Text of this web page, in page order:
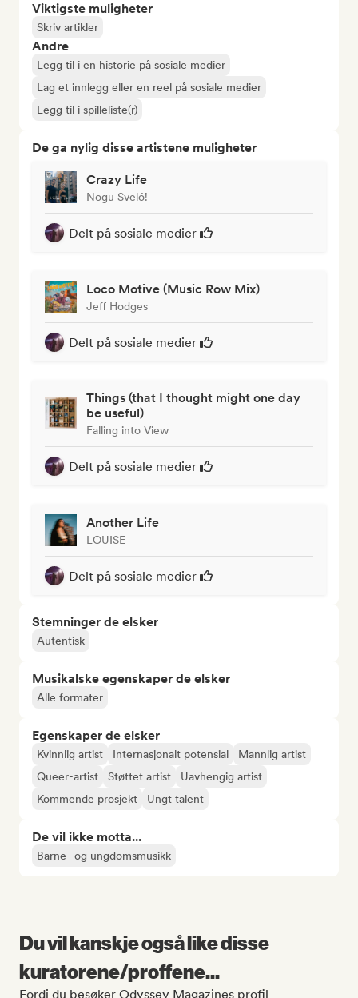
Viktigste muligheter
Skriv artikler
Andre
Legg til i en historie på sosiale medier
Lag et innlegg eller en reel på sosiale medier
Legg til i spilleliste(r)
De ga nylig disse artistene muligheter
Crazy Life
Nogu Sveló!
Delt på sosiale medier
Loco Motive (Music Row Mix)
Jeff Hodges
Delt på sosiale medier
Things (that I thought might one day
be useful)
Falling into View
Delt på sosiale medier
Another Life
LOUISE
Delt på sosiale medier
Stemninger de elsker
Autentisk
Musikalske egenskaper de elsker
Alle formater
Egenskaper de elsker
Kvinnlig artist Internasjonalt potensial
Mannlig artist
Queer-artist
Støttet artist
Uavhengig artist
Kommende prosjekt
Ungt talent
De vil ikke motta...
Barne- og ungdomsmusikk
Du vil kanskje også like disse
kuratorene/proffene...
Fordi du besøker Odyssey Magazines profil